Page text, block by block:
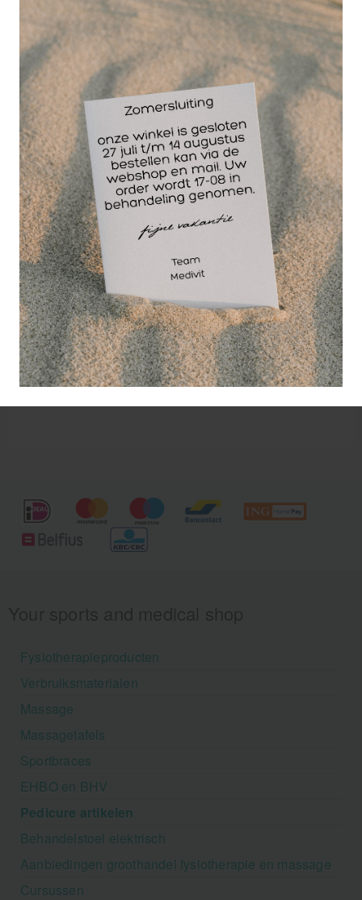
30 jaardé paramedisch specialist
Busch diamantfrais
extra fijn, De
diamant 840EF/055
is een tonvormige
frais voor het
polijsten van de
nagel. De
korrelgrootte is extra
fijn.
Fysiotherapieproducten
Verbruiksmaterialen
Massage
Massagetafels
Sportbraces
EHBO en BHV
Pedicure artikelen
Behandelstoel elektrisch
Aanbiedingen groothandel fysiotherapie en massage
Cursussen